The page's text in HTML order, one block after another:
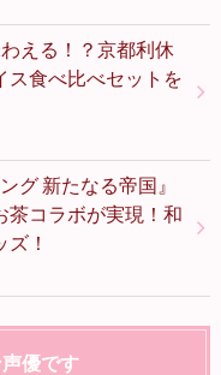
える！？京都利休
ス食べ比べセットを
グ 新たなる帝国』
茶コラボが実現！和
！
優です